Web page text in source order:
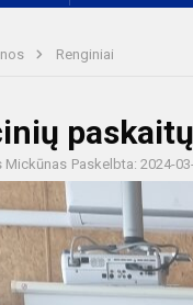
Renginiai
Mickūnas Paskelbta: 2024-